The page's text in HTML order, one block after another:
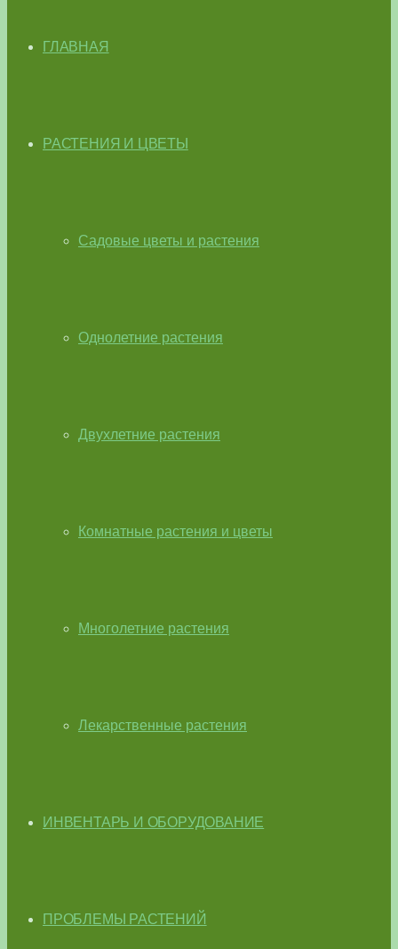
ГЛАВНАЯ
РАСТЕНИЯ И ЦВЕТЫ
Садовые цветы и растения
Однолетние растения
Двухлетние растения
Комнатные растения и цветы
Многолетние растения
Лекарственные растения
ИНВЕНТАРЬ И ОБОРУДОВАНИЕ
ПРОБЛЕМЫ РАСТЕНИЙ